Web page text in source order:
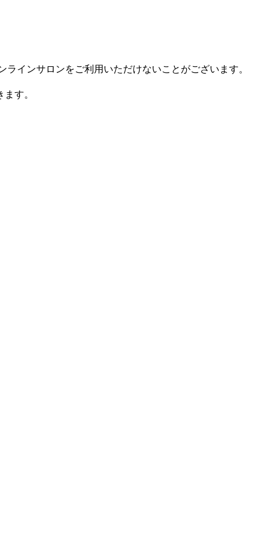
インサロンをご利用いただけないことがございます。
す。